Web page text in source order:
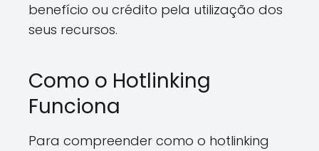
benefício ou crédito pela utilização dos
seus recursos.
Como o Hotlinking
Funciona
Para compreender como o hotlinking